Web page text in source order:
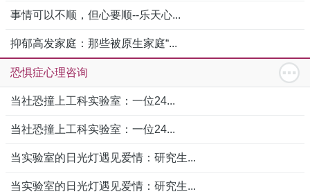
事情可以不顺，但心要顺--乐天心...
抑郁高发家庭：那些被原生家庭“...
恐惧症心理咨询
当社恐撞上工科实验室：一位24...
当社恐撞上工科实验室：一位24...
当实验室的日光灯遇见爱情：研究生...
当实验室的日光灯遇见爱情：研究生...